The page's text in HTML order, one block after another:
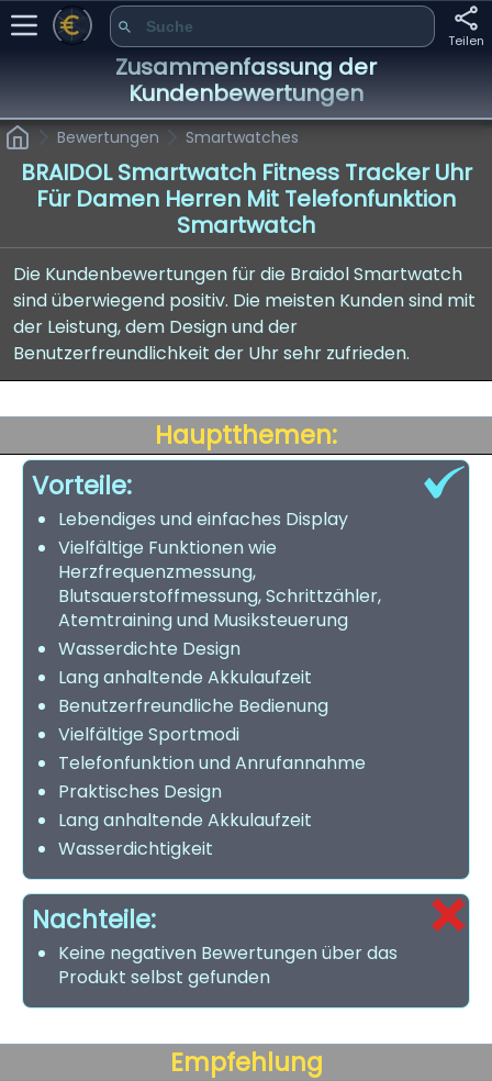
Teilen
Zusammenfassung der
Kundenbewertungen
Bewertungen Smartwatches
BRAIDOL Smartwatch Fitness Tracker Uhr
Für Damen Herren Mit Telefonfunktion
Smartwatch
Die Kundenbewertungen für die Braidol Smartwatch
sind überwiegend positiv. Die meisten Kunden sind mit
der Leistung, dem Design und der
Benutzerfreundlichkeit der Uhr sehr zufrieden.
Hauptthemen:
Vorteile:
Lebendiges und einfaches Display
Vielfältige Funktionen wie
Herzfrequenzmessung,
Blutsauerstoffmessung, Schrittzähler,
Atemtraining und Musiksteuerung
Wasserdichte Design
Lang anhaltende Akkulaufzeit
Benutzerfreundliche Bedienung
Vielfältige Sportmodi
Telefonfunktion und Anrufannahme
Praktisches Design
Lang anhaltende Akkulaufzeit
Wasserdichtigkeit
Nachteile:
Keine negativen Bewertungen über das
Produkt selbst gefunden
Empfehlung